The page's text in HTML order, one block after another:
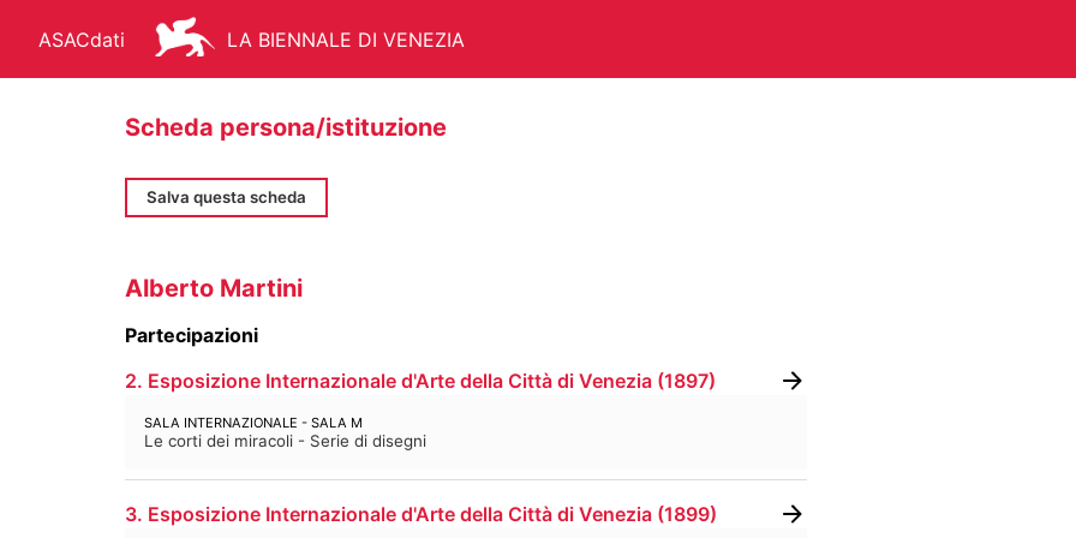
ASACdati LA BIENNALE DI VENEZIA
ARCHIVIO STORICO - ASAC
FONDO STORICO BIBLIOTECA E PERIODICI
MANIFESTI
MEDIATECA
Scheda persona/istituzione
Salva questa scheda
Alberto Martini
Partecipazioni
2. Esposizione Internazionale d'Arte della Città di Venezia (1897)
SALA INTERNAZIONALE - SALA M
Le corti dei miracoli - Serie di disegni
3. Esposizione Internazionale d'Arte della Città di Venezia (1899)